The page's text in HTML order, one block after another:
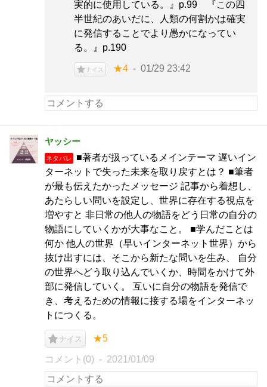
実的に使用している。』p.99 『この四
半世紀のあいだに、人類の何割かは確実
に発信することでより愚かになってい
る。』p.190
ナイス ★4 01/29 23:42
ヤッシー
ネタバレ
■著者が扱っているメインテーマ 遅いイン
ターネットで失った未来を取り戻すとは？ ■筆者
が最も伝えたかったメッセージ 記事から着想し、
あたらしい問いを設定し、世界に存在する視点を
増やすと 非日常の他人の物語をどう日常の自分の
物語にしていくかが大事なこと。 ■学んだことは
何か 他人の世界（早いインターネット世界）から
抜け出すには、そこから新たな問いを生み、 自分
の世界へどう取り込んでいくか、時間をかけて外
部に発信していく。 互いに自分の物語を発信で
き、考えるための情報に接する場をインターネッ
トにつくる。
ナイス ★5
コメント(0) 2021/01/09